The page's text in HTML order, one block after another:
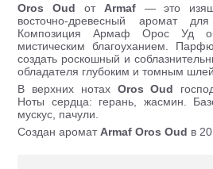
Oros Oud от Armaf — это
восточно-древесный аромат
Композиция Армаф Орос Уд
мистическим благоуханием.
создать роскошный и
обладателя глубоким и томным
В верхних нотах Oros Oud
Ноты сердца: герань, жасмин.
мускус, пачули.
Создан аромат ArmafOros Oud в